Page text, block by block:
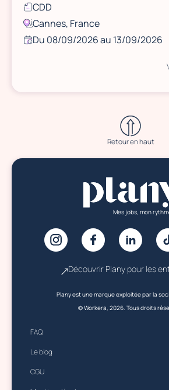
CDD
Cannes, France
Du 08/09/2026 au 13/09/2026
Retour en haut
Mes jobs, mon
Découvrir Plany pour les
Plany est une marque exploitée par la
© Workera, 2026. Tous droits
FAQ
Le blog
CGU